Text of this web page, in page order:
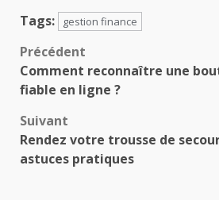
Tags:
gestion finance
Navigation
d’article
Précédent
Comment reconnaître une
fiable en ligne ?
Suivant
Rendez votre trousse de
astuces pratiques